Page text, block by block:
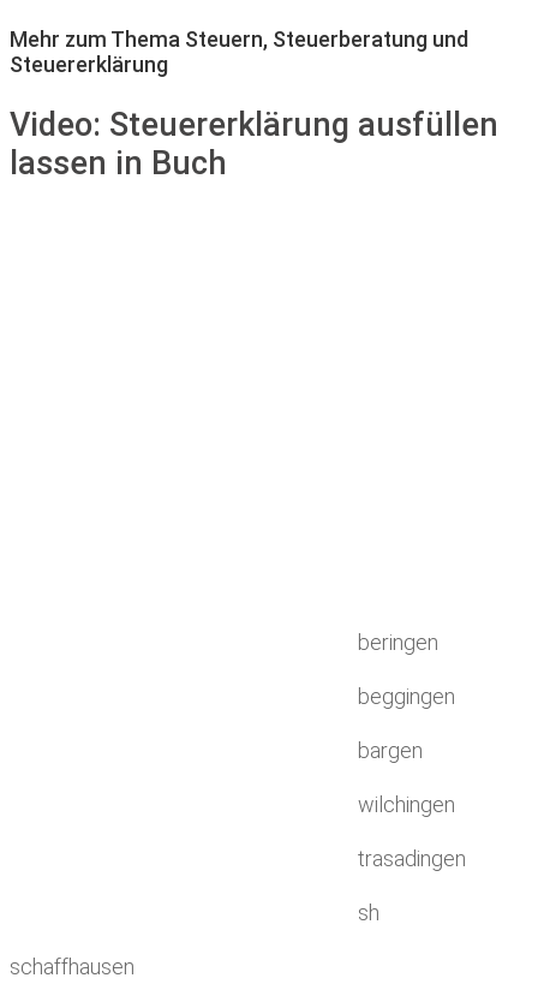
Mehr zum Thema Steuern, Steuerberatung und
Steuererklärung
Video: Steuererklärung ausfüllen
lassen in Buch
beringen
beggingen
bargen
wilchingen
trasadingen
sh
schaffhausen